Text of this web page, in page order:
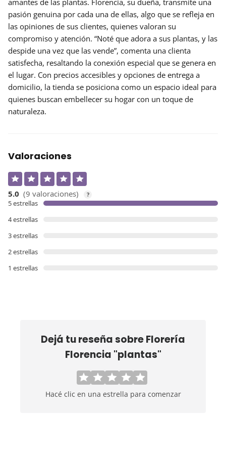
pasión genuina por cada una de ellas, algo que se refleja en
las opiniones de sus clientes, quienes valoran su
compromiso y atención. “Noté que adora a sus plantas, y las
despide una vez que las vende”, comenta una clienta
satisfecha, resaltando la conexión especial que se genera en
el lugar. Con precios accesibles y opciones de entrega a
domicilio, la tienda se posiciona como un espacio ideal para
quienes buscan embellecer su hogar con un toque de
naturaleza.
Valoraciones
5.0 (9 valoraciones) ?
5 estrellas
4 estrellas
3 estrellas
2 estrellas
1 estrellas
Dejá tu reseña sobreFlorería
Florencia "plantas"
Hacé clic en una estrella para comenzar